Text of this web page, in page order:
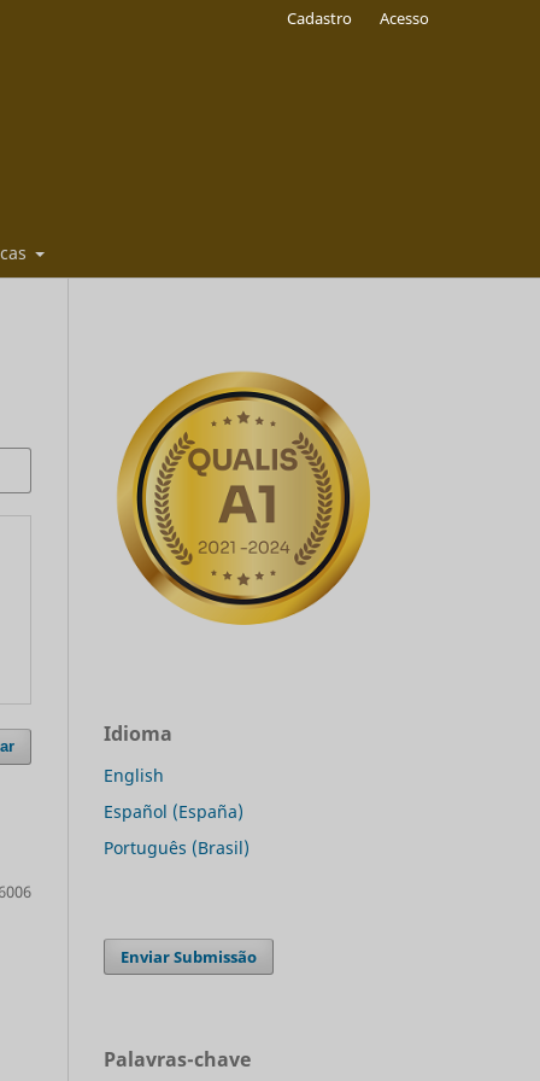
Cadastro Acesso
Idioma
English
Español (España)
Português (Brasil)
Enviar Submissão
Palavras-chave